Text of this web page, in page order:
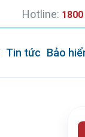
Hotline:
Tin tức Bảo